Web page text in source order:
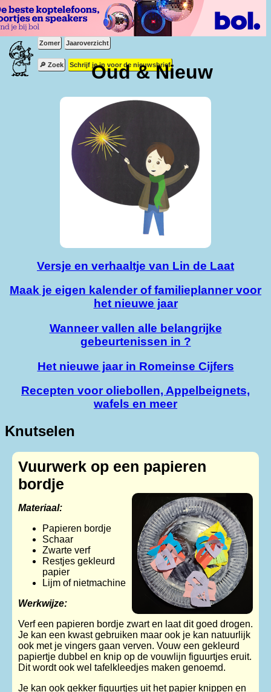
Zomer Jaaroverzicht
🔎 Zoek Schrijf je in voor de nieuwsbrief
Oud & Nieuw
Versje en verhaaltje van Lin de Laat
Maak je eigen kalender of familieplanner voor
het nieuwe jaar
Wanneer vallen alle belangrijke
gebeurtenissen in ?
Het nieuwe jaar in Romeinse Cijfers
Recepten voor oliebollen, Appelbeignets,
wafels en meer
Knutselen
Vuurwerk op een papieren
bordje
Materiaal:
Papieren bordje
Schaar
Zwarte verf
Restjes gekleurd
papier
Lijm of nietmachine
Werkwijze:
Verf een papieren bordje zwart en laat dit goed drogen.
Je kan een kwast gebruiken maar ook je kan natuurlijk
ook met je vingers gaan verven. Vouw een gekleurd
papiertje dubbel en knip op de vouwlijn figuurtjes eruit.
Dit wordt ook wel tafelkleedjes maken genoemd.
Je kan ook gekker figuurtjes uit het papier knippen en